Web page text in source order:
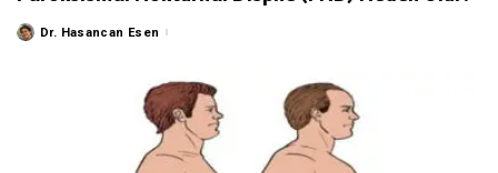
PostedDr. Hasancan Esen